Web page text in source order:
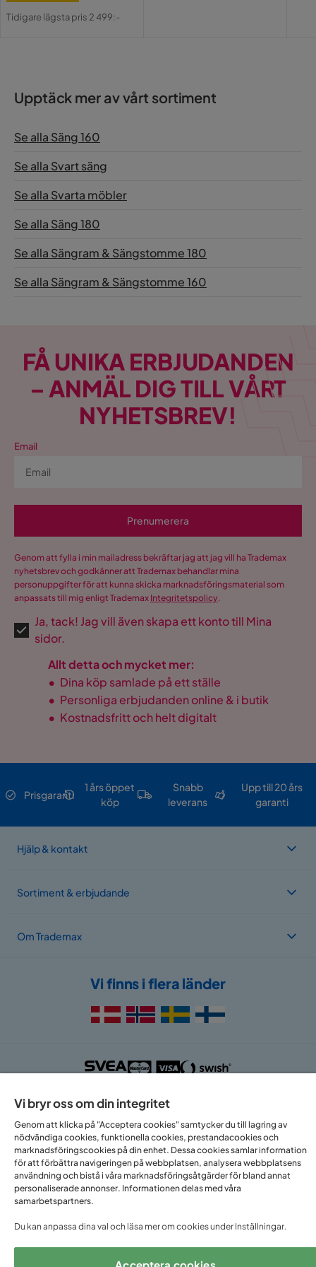
Pris
Original
Tidigare lägsta pris 2 499:-
Upptäck mer av vårt sortiment
Se alla Säng 160
Se alla Svart säng
Se alla Svarta möbler
Se alla Säng 180
Se alla Sängram & Sängstomme 180
Se alla Sängram & Sängstomme 160
FÅ UNIKA ERBJUDANDEN
– ANMÄL DIG TILL VÅRT
NYHETSBREV!
Email
Prenumerera
Genom att fylla i min mailadress bekräftar jag att jag vill ha Trademax
nyhetsbrev och godkänner att Trademax behandlar mina
personuppgifter för att kunna skicka marknadsföringsmaterial som
anpassats till mig enligt Trademax Integritetspolicy.
Ja, tack! Jag vill även skapa ett konto till Mina
sidor.
Allt detta och mycket mer:
• Dina köp samlade på ett ställe
• Personliga erbjudanden online & i butik
• Kostnadsfritt och helt digitalt
Prisgaranti
1 års öppet
köp
Snabb
leverans
Upp till 20 års
garanti
Hjälp & kontakt
Sortiment & erbjudande
Om Trademax
Vi finns i flera länder
Följ oss på:
Copyright © 2025 Home Furnishing Nordic AB
Vi bryr oss om din integritet
Genom att klicka på "Acceptera cookies" samtycker du till lagring av
nödvändiga cookies, funktionella cookies, prestandacookies och
marknadsföringscookies på din enhet. Dessa cookies samlar information
för att förbättra navigeringen på webbplatsen, analysera webbplatsens
användning och bistå i våra marknadsföringsåtgärder för bland annat
personaliserade annonser. Informationen delas med våra
samarbetspartners.
Du kan anpassa dina val och läsa mer om cookies under Inställningar.
Acceptera cookies